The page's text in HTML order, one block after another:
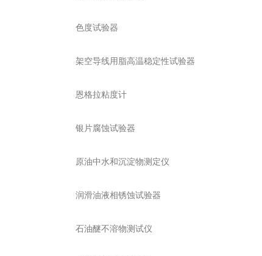
色度试验器
架空导线用脂高温稳定性试验器
恩格拉粘度计
银片腐蚀试验器
原油中水和沉淀物测定仪
润滑油液相锈蚀试验器
石油醚不溶物测试仪